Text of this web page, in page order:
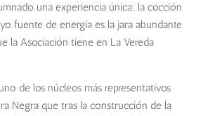
una experiencia única: la cocción
fuente de energía es la jara abundante
la Asociación tiene en La Vereda
de los núcleos más representativos
Negra que tras la construcción de la